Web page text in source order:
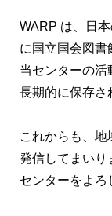
WARP は、日
に国立国会図書
当センターの活
長期的に保存さ
これからも、
発信してまいり
センターをよろ